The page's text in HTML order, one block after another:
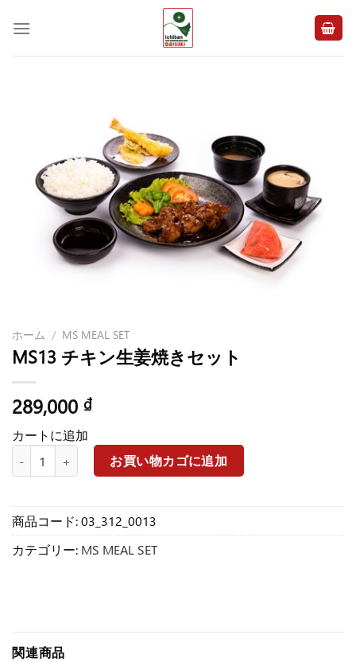
ホーム / MS MEAL SET
MS13 チキン生姜焼きセット
289,000 ₫
カートに追加
MS13 チキン生姜焼きセット個お買い物カゴに追加
商品コード:03_312_0013
カテゴリー: MS MEAL SET
関連商品